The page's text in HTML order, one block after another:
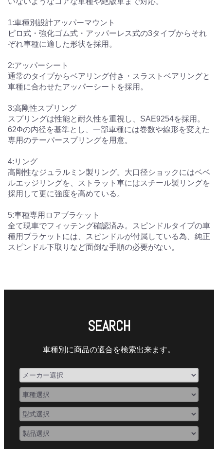
1:車種別設計アッパーマウント
ピロ式・強化ゴム式・アッパーレス式の3タイプからそれ
ぞれ車種に適した形状を採用。
2:アッパーシート
通常のタイプからベアリング付き・スラストベアリングと
車種に合わせたアッパーシートを採用。
3:高剛性スプリング
スプリングは性能と耐久性を重視し、SAE9254を採用。
62Φの内径を基準とし、一部車種には巻数や線形を変えた
専用のテーパースプリングを用意。
4:リング
高剛性なジュラルミン製リング。大口径ショックにはベベ
ルエッジリングを、ストラット車にはスチール製リングを
採用して更に強度を高めている。
5:車種専用ロアブラケット
全て現車でフィッテング確認済み。スピンドルタイプの車
種用ブラケットには、スピンドルが付属している為、純正
スピンドル下取りなど面倒な手順の必要がない。
SEARCH
車種別に商品の適合を検索出来ます。